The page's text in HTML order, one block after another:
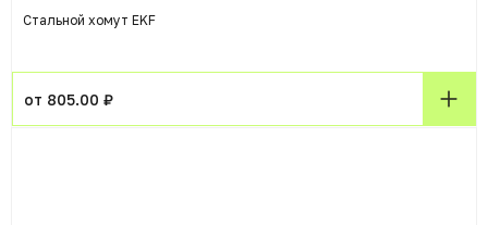
Стальной хомут EKF
от 805.00 ₽